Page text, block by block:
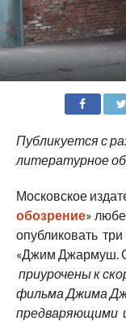
Публикуется с
литературное
Московское
обозрение»
опубликовать
«Джим Джармуш.
приурочены к
фильма Джима
предваряющими